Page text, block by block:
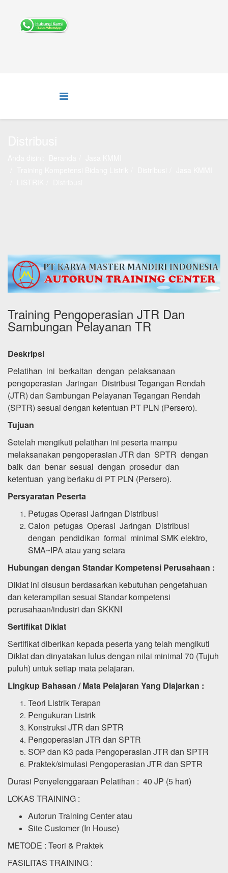
Training Pengoperasian JTR Dan
Sambungan Pelayanan TR
Deskripsi
Pelatihan ini berkaitan dengan pelaksanaan
pengoperasian Jaringan Distribusi Tegangan Rendah
(JTR) dan Sambungan Pelayanan Tegangan Rendah
(SPTR) sesuai dengan ketentuan PT PLN (Persero).
Tujuan
Setelah mengikuti pelatihan ini peserta mampu
melaksanakan pengoperasian JTR dan SPTR dengan
baik dan benar sesuai dengan prosedur dan
ketentuan yang berlaku di PT PLN (Persero).
Persyaratan Peserta
Petugas Operasi Jaringan Distribusi
Calon petugas Operasi Jaringan Distribusi
dengan pendidikan formal minimal SMK elektro,
SMA~IPA atau yang setara
Hubungan dengan Standar Kompetensi Perusahaan :
Diklat ini disusun berdasarkan kebutuhan pengetahuan
dan keterampilan sesuai Standar kompetensi
perusahaan/industri dan SKKNI
Sertifikat Diklat
Sertifikat diberikan kepada peserta yang telah mengikuti
Diklat dan dinyatakan lulus dengan nilai minimal 70 (Tujuh
puluh) untuk setiap mata pelajaran.
Lingkup Bahasan / Mata Pelajaran Yang Diajarkan :
Teori Listrik Terapan
Pengukuran Listrik
Konstruksi JTR dan SPTR
Pengoperasian JTR dan SPTR
SOP dan K3 pada Pengoperasian JTR dan SPTR
Praktek/simulasi Pengoperasian JTR dan SPTR
Durasi Penyelenggaraan Pelatihan : 40 JP (5 hari)
LOKAS TRAINING :
Autorun Training Center atau
Site Customer (In House)
METODE : Teori & Praktek
FASILITAS TRAINING :